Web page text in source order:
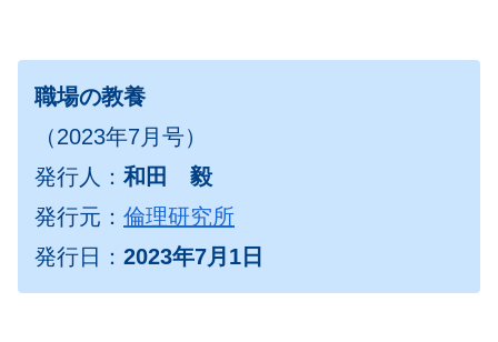
職場の教養
（2023年7月号）
発行人： 和田 毅
発行元： 倫理研究所
発行日： 2023年7月1日